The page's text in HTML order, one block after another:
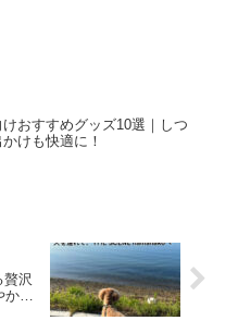
おすすめグッズ10選｜しつ
けも快適に！
沢
かで